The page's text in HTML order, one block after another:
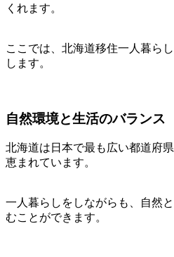
くれます。
ここでは、北海道移住一人暮ら
します。
自然環境と生活のバランス
北海道は日本で最も広い都道府
恵まれています。
一人暮らしをしながらも、自然
むことができます。